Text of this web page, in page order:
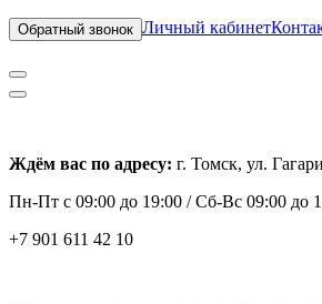
Обратный звонок Личный кабинет
Ждём вас по адресу: г. Томск, ул.
Пн-Пт с 09:00 до 19:00 /Сб-Вс 09:00 до
+7 901 611 42 10